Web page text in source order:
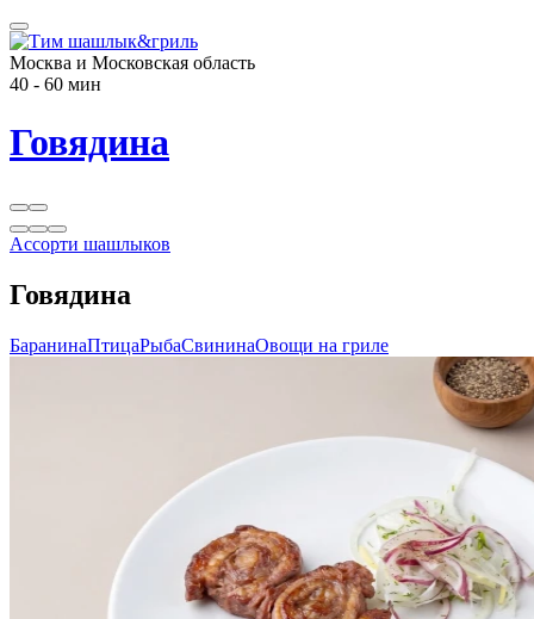
Москва и Московская область
40 - 60 мин
Говядина
Ассорти шашлыков
Говядина
БаранинаПтицаРыбаСвининаОвощи на гриле